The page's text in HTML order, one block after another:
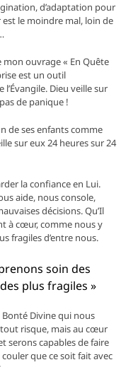
d’adaptation pour
est le moindre mal, loin de
mon ouvrage « En Quête
est un outil
Dieu veille sur
de panique !
de ses enfants comme
sur eux 24 heures sur 24
la confiance en Lui.
aide, nous console,
décisions. Qu’Il
à cœur, comme nous y
fragiles d’entre nous.
soin des
plus fragiles »
Divine qui nous
tout risque, mais au cœur
serons capables de faire
que ce soit fait avec